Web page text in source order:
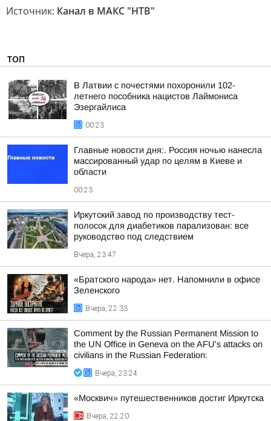
Источник: Канал в МАКС "НТВ"
ТОП
В Латвии с почестями похоронили 102-
летнего пособника нацистов Лаймониса
Эзергайлиса
00:23
Главные новости дня:. Россия ночью нанесла
массированный удар по целям в Киеве и
области
00:23
Иркутский завод по производству тест-
полосок для диабетиков парализован: все
руководство под следствием
Вчера, 23:47
«Братского народа» нет. Напомнили в офисе
Зеленского
Вчера, 22:33
Comment by the Russian Permanent Mission to
the UN Office in Geneva on the AFU's attacks on
civilians in the Russian Federation:
Вчера, 23:24
«Москвич» путешественников достиг Иркутска
Вчера, 22:20